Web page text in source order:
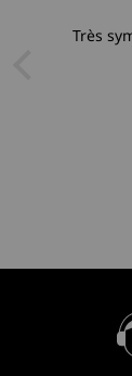
Très